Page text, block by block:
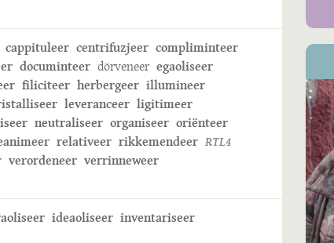
cappituleer centrifuzjeer compliminteer
documinteer dörveneer egaoliseer
filiciteer herbergeer illumineer
leveranceer ligitimeer
neutraliseer organiseer oriënteer
relativeer rikkemendeer RTL4
verordeneer verrinneweer
ideaoliseer inventariseer